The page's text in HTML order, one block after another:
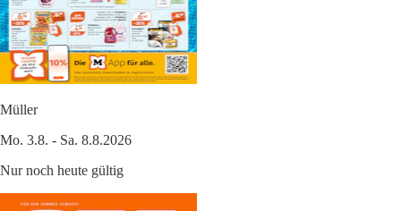
Müller
Mo. 3.8. - Sa. 8.8.2026
Nur noch heute gültig